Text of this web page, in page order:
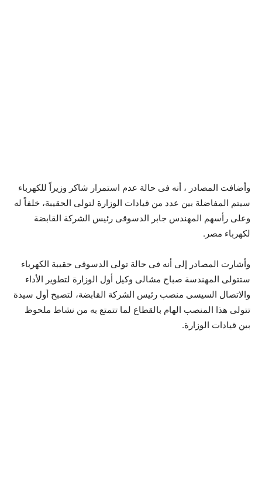
وأضافت المصادر ، أنه فى حالة عدم استمرار شاكر وزيراً للكهرباء
سيتم المفاضلة بين عدد من قيادات الوزارة لتولى الحقيبة، خلفاً له
وعلى رأسهم المهندس جابر الدسوقى رئيس الشركة القابضة
لكهرباء مصر.
وأشارت المصادر إلى أنه فى حالة تولى الدسوقى حقيبة الكهرباء
ستتولى المهندسة صباح مشالى وكيل أول الوزارة لتطوير الأداء
والاتصال السيسى منصب رئيس الشركة القابضة، لتصبح أول سيدة
تتولى هذا المنصب الهام بالقطاع لما تتمتع به من نشاط ملحوظ
بين قيادات الوزارة.